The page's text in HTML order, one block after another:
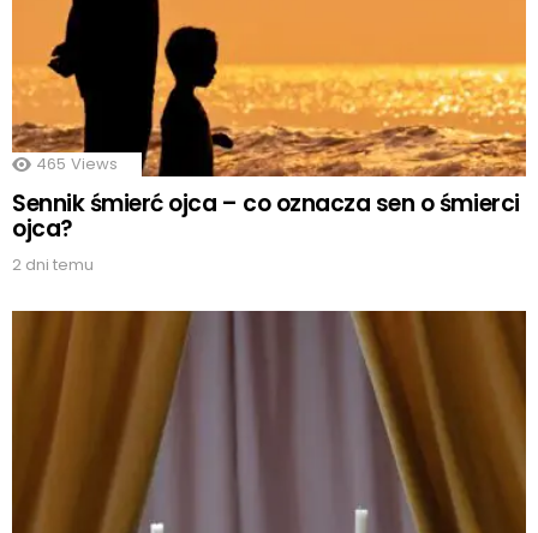
465 Views
Sennik śmierć ojca – co oznacza sen o śmierci
ojca?
2 dni temu